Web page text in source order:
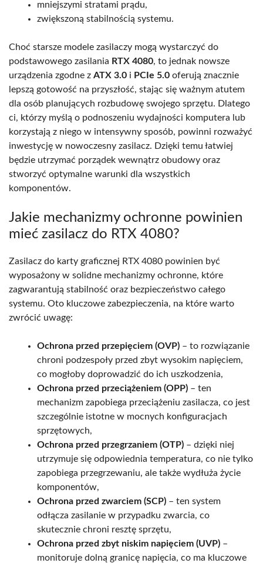
mniejszymi stratami prądu,
zwiększoną stabilnością systemu.
Choć starsze modele zasilaczy mogą wystarczyć do
podstawowego zasilania RTX 4080, to jednak nowsze
urządzenia zgodne z ATX 3.0 i PCIe 5.0 oferują znacznie
lepszą gotowość na przyszłość, stając się ważnym atutem
dla osób planujących rozbudowę swojego sprzętu. Dlatego
ci, którzy myślą o podnoszeniu wydajności komputera lub
korzystają z niego w intensywny sposób, powinni rozważyć
inwestycję w nowoczesny zasilacz. Dzięki temu łatwiej
będzie utrzymać porządek wewnątrz obudowy oraz
stworzyć optymalne warunki dla wszystkich
komponentów.
Jakie mechanizmy ochronne powinien
mieć zasilacz do RTX 4080?
Zasilacz do karty graficznej RTX 4080 powinien być
wyposażony w solidne mechanizmy ochronne, które
zagwarantują stabilność oraz bezpieczeństwo całego
systemu. Oto kluczowe zabezpieczenia, na które warto
zwrócić uwagę:
Ochrona przed przepięciem (OVP) – to rozwiązanie
chroni podzespoły przed zbyt wysokim napięciem,
co mogłoby doprowadzić do ich uszkodzenia,
Ochrona przed przeciążeniem (OPP) – ten
mechanizm zapobiega przeciążeniu zasilacza, co jest
szczególnie istotne w mocnych konfiguracjach
sprzętowych,
Ochrona przed przegrzaniem (OTP) – dzięki niej
utrzymuje się odpowiednia temperatura, co nie tylko
zapobiega przegrzewaniu, ale także wydłuża życie
komponentów,
Ochrona przed zwarciem (SCP) – ten system
odłącza zasilanie w przypadku zwarcia, co
skutecznie chroni resztę sprzętu,
Ochrona przed zbyt niskim napięciem (UVP) –
monitoruje dolną granicę napięcia, co ma kluczowe